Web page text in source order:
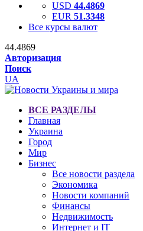
USD 44.4869
EUR 51.3348
Все курсы валют
44.4869
Авторизация
Поиск
UA
ВСЕ РАЗДЕЛЫ
Главная
Украина
Город
Мир
Бизнес
Все новости раздела
Экономика
Новости компаний
Финансы
Недвижимость
Интернет и IT